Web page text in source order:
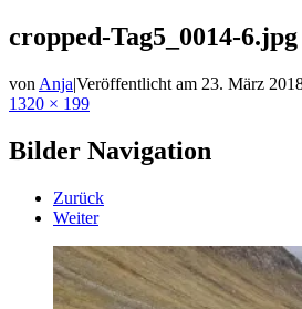
cropped-Tag5_0014-6.jpg
von Anja|Veröffentlicht am 23. März
1320 × 199
Bilder Navigation
Zurück
Weiter